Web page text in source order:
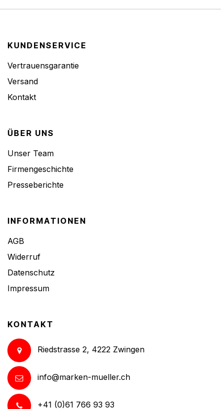
KUNDENSERVICE
Vertrauensgarantie
Versand
Kontakt
ÜBER UNS
Unser Team
Firmengeschichte
Presseberichte
INFORMATIONEN
AGB
Widerruf
Datenschutz
Impressum
KONTAKT
Riedstrasse 2, 4222 Zwingen
info@marken-mueller.ch
+41 (0)61 766 93 93